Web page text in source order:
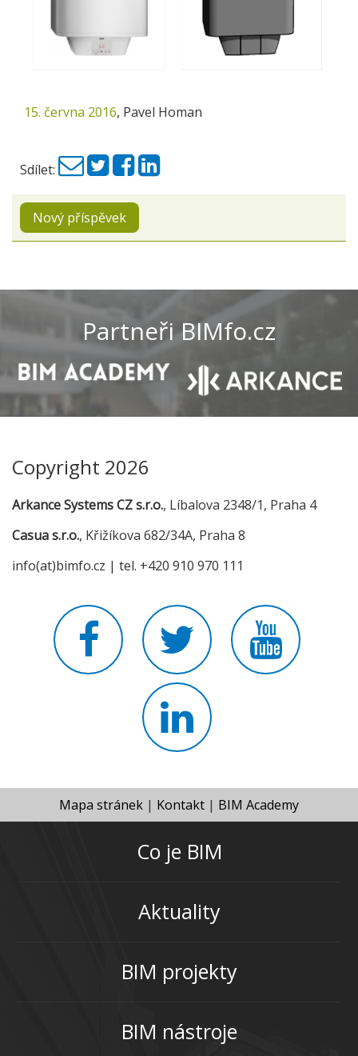
15. června 2016, Pavel Homan
Sdílet:
Nový příspěvek
Partneři BIMfo.cz
Copyright 2026
Arkance Systems CZ s.r.o., Líbalova 2348/1, Praha 4
Casua s.r.o., Křižíkova 682/34A, Praha 8
info(at)bimfo.cz | tel. +420 910 970 111
Mapa stránek | Kontakt | BIM Academy
Co je BIM
Aktuality
BIM projekty
BIM nástroje